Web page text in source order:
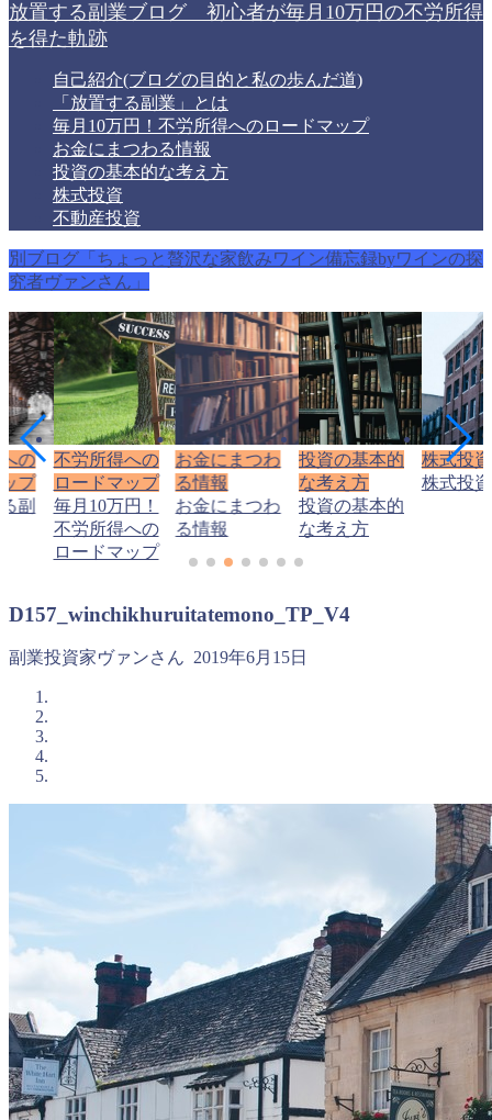
放置する副業ブログ 初心者が毎月10万円の不労所得
を得た軌跡
自己紹介(ブログの目的と私の歩んだ道)
「放置する副業」とは
毎月10万円！不労所得へのロードマップ
お金にまつわる情報
投資の基本的な考え方
株式投資
不動産投資
別ブログ「ちょっと贅沢な家飲みワイン備忘録byワインの探
究者ヴァンさん」
の
プ
副
不労所得への
ロードマップ
毎月10万円！
不労所得への
ロードマップ
お金にまつわ
る情報
お金にまつわ
る情報
投資の基本的
な考え方
投資の基本的
な考え方
株式投資
株式投資
D157_winchikhuruitatemono_TP_V4
副業投資家ヴァンさん 2019年6月15日